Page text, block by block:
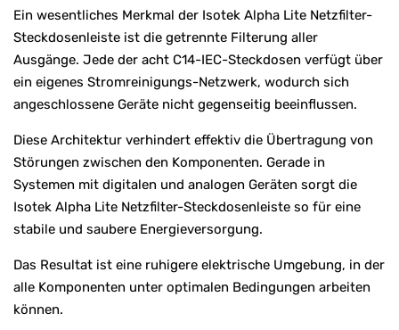
Ein wesentliches Merkmal der Isotek Alpha Lite Netzfilter-
Steckdosenleiste ist die getrennte Filterung aller
Ausgänge. Jede der acht C14-IEC-Steckdosen verfügt über
ein eigenes Stromreinigungs-Netzwerk, wodurch sich
angeschlossene Geräte nicht gegenseitig beeinflussen.
Diese Architektur verhindert effektiv die Übertragung von
Störungen zwischen den Komponenten. Gerade in
Systemen mit digitalen und analogen Geräten sorgt die
Isotek Alpha Lite Netzfilter-Steckdosenleiste so für eine
stabile und saubere Energieversorgung.
Das Resultat ist eine ruhigere elektrische Umgebung, in der
alle Komponenten unter optimalen Bedingungen arbeiten
können.